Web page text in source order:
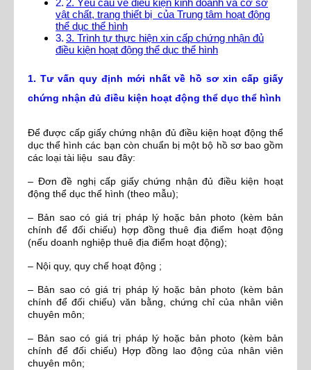
2. Yêu cầu về điều kiện kinh doanh và cơ sở
vật chất, trang thiết bị của Trung tâm hoạt động
thể dục thể hình
3. Trình tự thực hiện xin cấp chứng nhận đủ
điều kiện hoạt động thể dục thể hình
1. Tư vấn quy định mới nhất về hồ sơ xin cấp giấy
chứng nhận đủ điều kiện hoạt động thể dục thể hình
Để được cấp giấy chứng nhận đủ điều kiện hoạt động thể
dục thể hình các bạn còn chuẩn bị một bộ hồ sơ bao gồm
các loại tài liệu sau đây:
– Đơn đề nghị cấp giấy chứng nhận đủ điều kiện hoạt
động thể dục thể hình (theo mẫu);
– Bản sao có giá trị pháp lý hoặc bản photo (kèm bản
chính để đối chiếu) hợp đồng thuê địa điểm hoạt động
(nếu doanh nghiệp thuê địa điểm hoạt động);
– Nội quy, quy chế hoạt động ;
– Bản sao có giá trị pháp lý hoặc bản photo (kèm bản
chính để đối chiếu) văn bằng, chứng chỉ của nhân viên
chuyên môn;
– Bản sao có giá trị pháp lý hoặc bản photo (kèm bản
chính để đối chiếu) Hợp đồng lao động của nhân viên
chuyên môn;